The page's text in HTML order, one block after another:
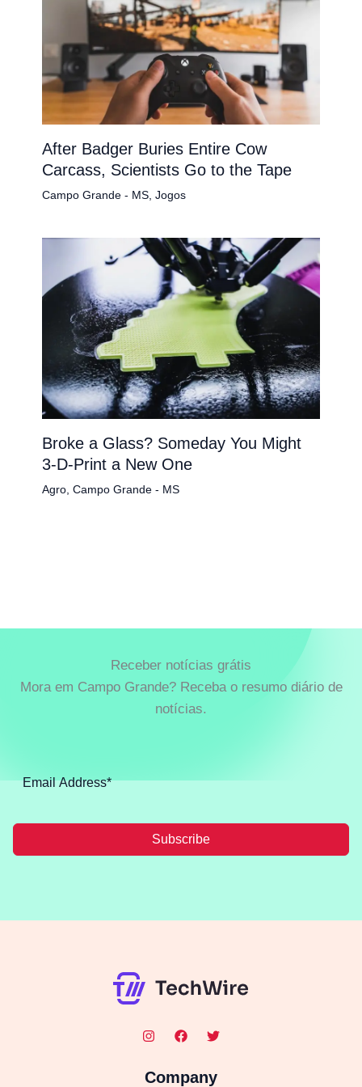
After Badger Buries Entire Cow
Carcass, Scientists Go to the Tape
Campo Grande - MS, Jogos
Broke a Glass? Someday You Might
3-D-Print a New One
Agro, Campo Grande - MS
Receber notícias grátis
Mora em Campo Grande? Receba o resumo diário de
notícias.
Subscribe
Company